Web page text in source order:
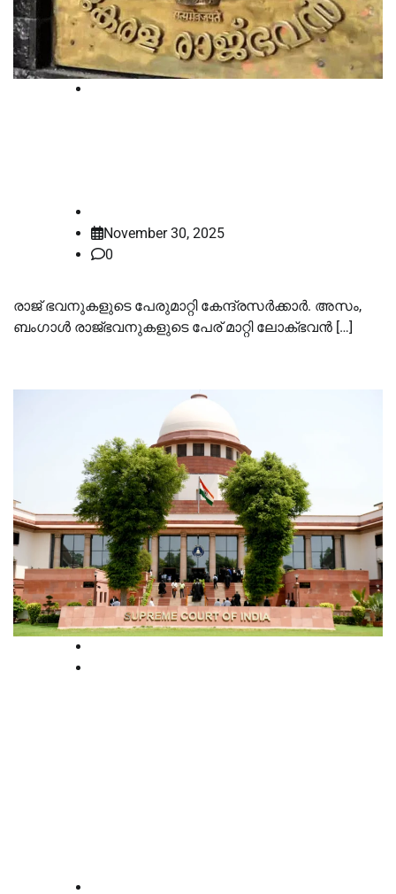
November 30, 2025
0
രാജ് ഭവനുകളുടെ പേരുമാറ്റി കേന്ദ്രസർക്കാർ. അസം,
ബംഗാള്‍ രാജ്ഭവനുകളുടെ പേര് മാറ്റി ലോക്ഭവൻ […]